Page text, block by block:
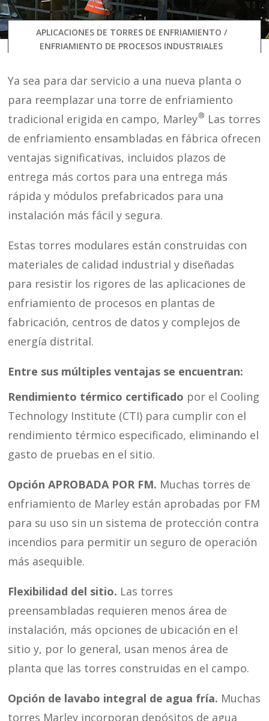
APLICACIONES DE TORRES DE ENFRIAMIENTO /
ENFRIAMIENTO DE PROCESOS INDUSTRIALES
Ya sea para dar servicio a una nueva planta o
para reemplazar una torre de enfriamiento
tradicional erigida en campo, Marley® Las torres
de enfriamiento ensambladas en fábrica ofrecen
ventajas significativas, incluidos plazos de
entrega más cortos para una entrega más
rápida y módulos prefabricados para una
instalación más fácil y segura.
Estas torres modulares están construidas con
materiales de calidad industrial y diseñadas
para resistir los rigores de las aplicaciones de
enfriamiento de procesos en plantas de
fabricación, centros de datos y complejos de
energía distrital.
Entre sus múltiples ventajas se encuentran:
Rendimiento térmico certificado por el Cooling
Technology Institute (CTI) para cumplir con el
rendimiento térmico especificado, eliminando el
gasto de pruebas en el sitio.
Opción APROBADA POR FM. Muchas torres de
enfriamiento de Marley están aprobadas por FM
para su uso sin un sistema de protección contra
incendios para permitir un seguro de operación
más asequible.
Flexibilidad del sitio. Las torres
preensambladas requieren menos área de
instalación, más opciones de ubicación en el
sitio y, por lo general, usan menos área de
planta que las torres construidas en el campo.
Opción de lavabo integral de agua fría. Muchas
torres Marley incorporan depósitos de agua